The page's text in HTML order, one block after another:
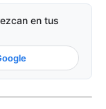
en tus